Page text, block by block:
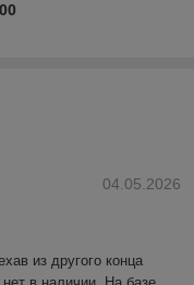
04.05.2026
из другого конца